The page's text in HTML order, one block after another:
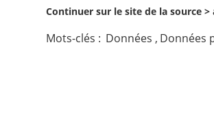
Nous suivre
Continuer sur le site de la source >
Mots-clés : Données , Données